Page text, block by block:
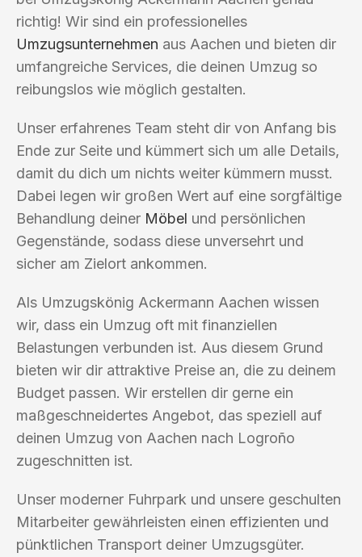
richtig! Wir sind ein professionelles
Umzugsunternehmen aus Aachen und bieten dir
umfangreiche Services, die deinen Umzug so
reibungslos wie möglich gestalten.
Unser erfahrenes Team steht dir von Anfang bis
Ende zur Seite und kümmert sich um alle Details,
damit du dich um nichts weiter kümmern musst.
Dabei legen wir großen Wert auf eine sorgfältige
Behandlung deiner Möbel und persönlichen
Gegenstände, sodass diese unversehrt und
sicher am Zielort ankommen.
Als Umzugskönig Ackermann Aachen wissen
wir, dass ein Umzug oft mit finanziellen
Belastungen verbunden ist. Aus diesem Grund
bieten wir dir attraktive Preise an, die zu deinem
Budget passen. Wir erstellen dir gerne ein
maßgeschneidertes Angebot, das speziell auf
deinen Umzug von Aachen nach Logroño
zugeschnitten ist.
Unser moderner Fuhrpark und unsere geschulten
Mitarbeiter gewährleisten einen effizienten und
pünktlichen Transport deiner Umzugsgüter.